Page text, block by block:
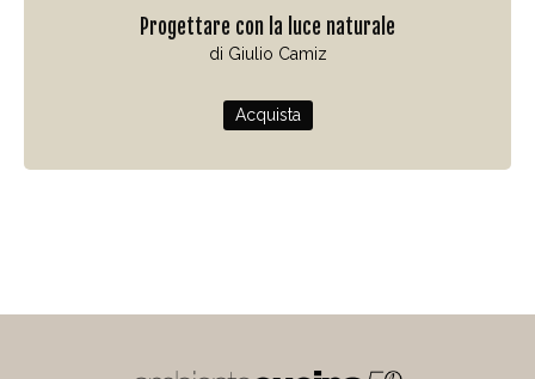
Progettare con la luce naturale
di Giulio Camiz
Acquista